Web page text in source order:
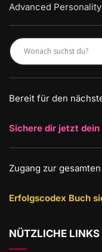
Advanced
Bereit für den
Sichere dir jetzt
Zugang zur
Erfolgscodex Buch
NÜTZLICHE LINKS